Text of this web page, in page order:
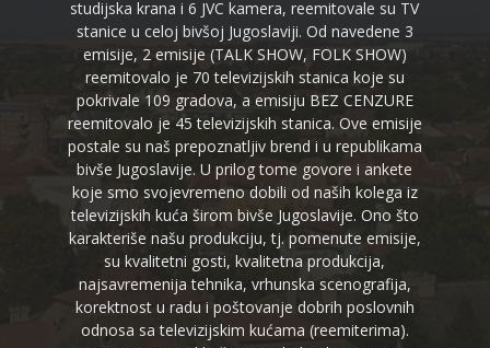
studijska krana i 6 JVC kamera, reemitovale su TV
stanice u celoj bivšoj Jugoslaviji. Od navedene 3
emisije, 2 emisije (TALK SHOW, FOLK SHOW)
reemitovalo je 70 televizijskih stanica koje su
pokrivale 109 gradova, a emisiju BEZ CENZURE
reemitovalo je 45 televizijskih stanica. Ove emisije
postale su naš prepoznatljiv brend i u republikama
bivše Jugoslavije. U prilog tome govore i ankete
koje smo svojevremeno dobili od naših kolega iz
televizijskih kuća širom bivše Jugoslavije. Ono što
karakteriše našu produkciju, tj. pomenute emisije,
su kvalitetni gosti, kvalitetna produkcija,
najsavremenija tehnika, vrhunska scenografija,
korektnost u radu i poštovanje dobrih poslovnih
odnosa sa televizijskim kućama (reemiterima).